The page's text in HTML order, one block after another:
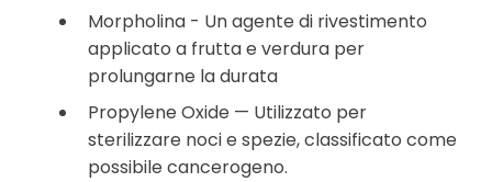
Morpholina - Un agente di rivestimento
applicato a frutta e verdura per
prolungarne la durata
Propylene Oxide — Utilizzato per
sterilizzare noci e spezie, classificato come
possibile cancerogeno.